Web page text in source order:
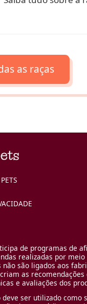
as raças
de programas de
realizadas por meio
não são ligados aos
as recomendações
e avaliações dos
deve ser utilizado como